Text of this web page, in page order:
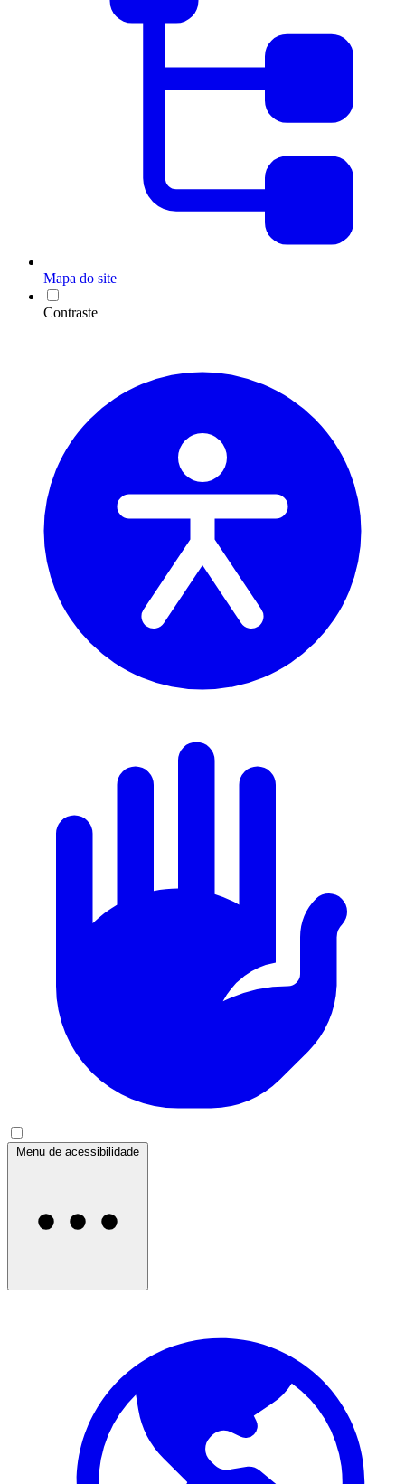
Mapa do site
Contraste
Menu de acessibilidade